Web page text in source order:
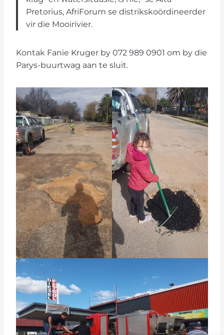
Pretorius, AfriForum se distrikskoördineerder
vir die Mooirivier.
Kontak Fanie Kruger by 072 989 0901 om by die
Parys-buurtwag aan te sluit.